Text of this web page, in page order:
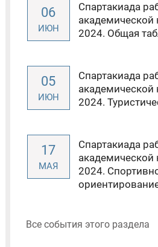
06
ИЮН
Спартакиада
2024. Общая
05
ИЮН
Спартакиада
2024.
17
МАЯ
Спартакиада
2024.
Все события этого раздела